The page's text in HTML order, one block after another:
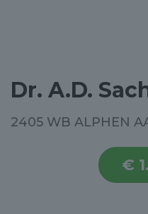
Dr. A.D.
2405 WB ALPHEN
€